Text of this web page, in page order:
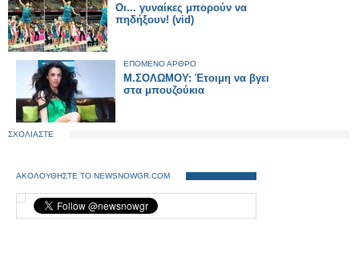
Οι... γυναίκες μπορούν να
πηδήξουν! (vid)
ΕΠΟΜΕΝΟ ΑΡΘΡΟ
M.ΣΟΛΩΜΟΥ: Έτοιμη να βγει
στα μπουζούκια
ΣΧΟΛΙΑΣΤΕ
ΑΚΟΛΟΥΘΗΣΤΕ ΤΟ NEWSNOWGR.COM